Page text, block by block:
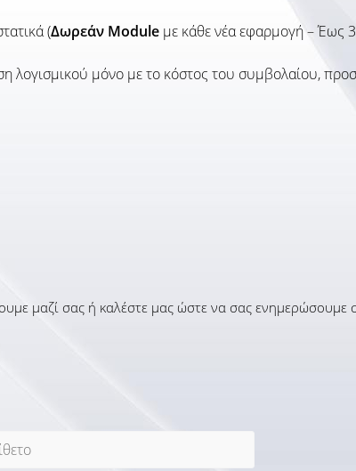
(Δωρεάν Module με κάθε νέα εφαρμογή – Έως
λογισμικού μόνο με το κόστος του συμβολαίου,
μαζί σας ή καλέστε μας ώστε να σας ενημερώσουμε